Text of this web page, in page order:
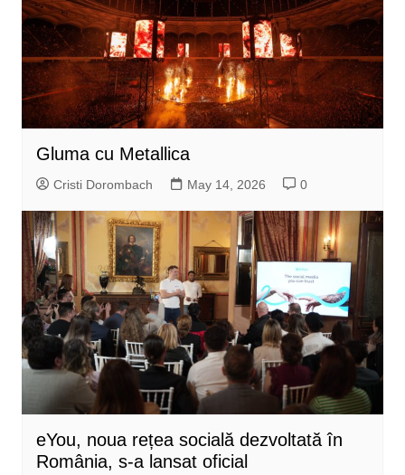
Gluma cu Metallica
Cristi Dorombach May 14, 2026 0
eYou, noua rețea socială dezvoltată în
România, s-a lansat oficial